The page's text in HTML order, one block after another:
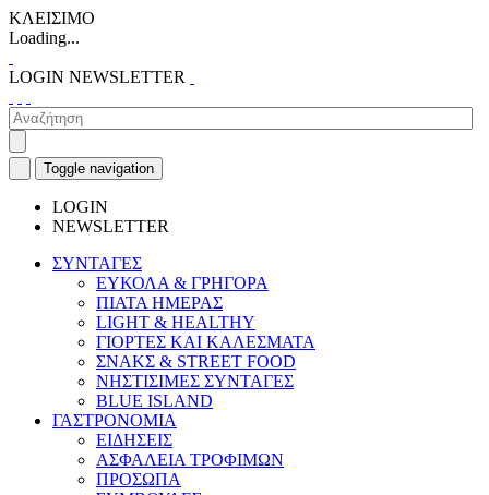
ΚΛΕΙΣΙΜΟ
Loading...
LOGIN NEWSLETTER
Toggle navigation
LOGIN
NEWSLETTER
ΣΥΝΤΑΓΕΣ
ΕΥΚΟΛΑ & ΓΡΗΓΟΡΑ
ΠΙΑΤΑ ΗΜΕΡΑΣ
LIGHT & HEALTHY
ΓΙΟΡΤΕΣ ΚΑΙ ΚΑΛΕΣΜΑΤΑ
ΣΝΑΚΣ & STREET FOOD
ΝΗΣΤΙΣΙΜΕΣ ΣΥΝΤΑΓΕΣ
BLUE ISLAND
ΓΑΣΤΡΟΝΟΜΙΑ
ΕΙΔΗΣΕΙΣ
ΑΣΦΑΛΕΙΑ ΤΡΟΦΙΜΩΝ
ΠΡΟΣΩΠΑ